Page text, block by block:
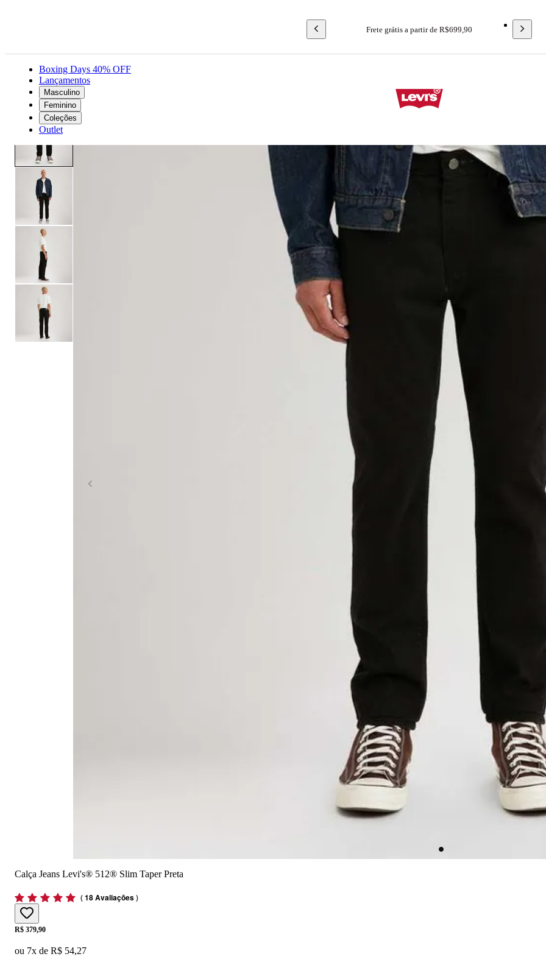
Frete grátis a partir de R$699,90
Boxing Days 40% OFF
Lançamentos
Masculino
Feminino
Coleções
Outlet
Masculino
Calça Jeans Levi's® 512® Slim Taper Preta
(18 Avaliações)
Price:
R$ 379,90
ou 7x de R$ 54,27